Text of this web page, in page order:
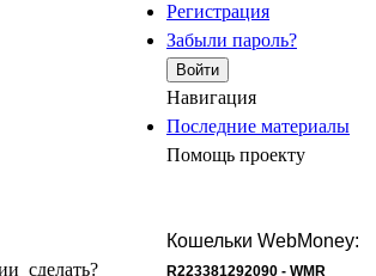
сделать?
Регистрация
Забыли пароль?
Навигация
Последние материалы
Помощь проекту
Кошельки WebMoney:
R223381292090 - WMR